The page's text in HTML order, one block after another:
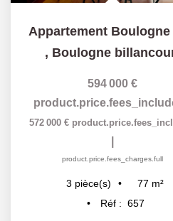
, Boulogne
594 000 €
572 000 €
product.price.fees_charges.full
3 pièce(s) 77 m²
Réf : 657